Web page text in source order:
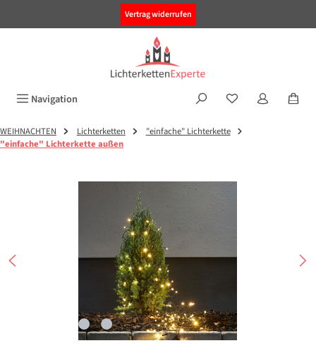
Vertrag widerrufen
Navigation
WEIHNACHTEN Lichterketten
"einfache" Lichterkette
"einfache" Lichterkette außen